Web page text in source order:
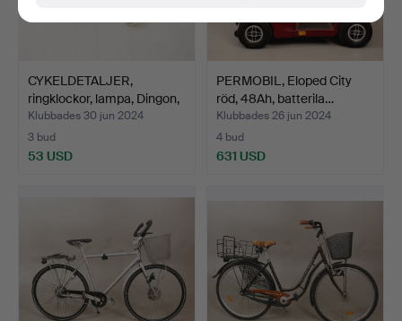
CYKELDETALJER,
ringklockor, lampa, Dingon,
…
Klubbades 30 jun 2024
3 bud
53 USD
PERMOBIL, Eloped City
röd, 48Ah, batterila…
Klubbades 26 jun 2024
4 bud
631 USD